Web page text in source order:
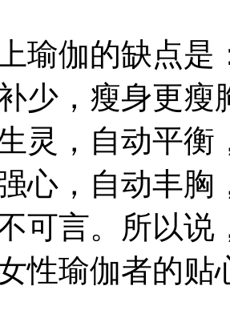
伽的缺点是
少，瘦身更瘦
灵，自动平衡
心，自动丰胸
可言。所以说
性瑜伽者的贴